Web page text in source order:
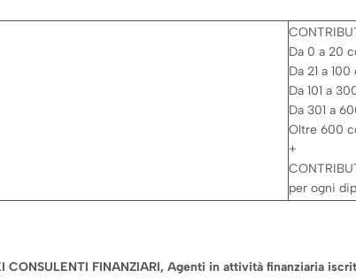
Da 0 a 20
Da 21 a
Da 101 a
Da 301 a
Oltre 600
+
per ogni
FINANZIARI, Agenti in attività finanziaria